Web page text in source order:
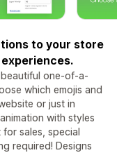
to your store
one-of-a-
which emojis and
or just in
with styles
sales, special
required! Designs